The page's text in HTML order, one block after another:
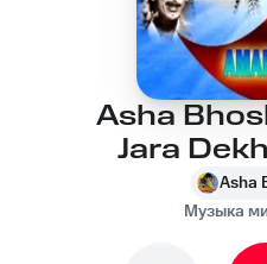
Asha
Jara
Asha
Музыка